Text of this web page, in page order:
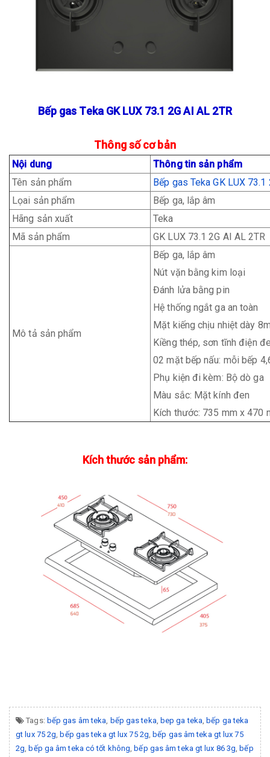
Bếp gas Teka GK LUX 73.1 2G AI AL 2TR
Thông số cơ bản
Nội dung
Thông tin sản phẩm
Tên sản phẩm
Bếp gas Teka GK LUX 73.1
Lọai sản phẩm
Bếp ga, lắp âm
Hãng sản xuất
Teka
Mã sản phẩm
GK LUX 73.1 2G AI AL 2TR
Mô tả sản phẩm
Bếp ga, lắp âm
Nút vặn bằng kim loại
Đánh lửa bằng pin
Hệ thống ngắt ga an toàn
Mặt kiếng chịu nhiệt dày
Kiềng thép, sơn tĩnh điện
02 mặt bếp nấu: mỗi bếp
Phụ kiện đi kèm: Bộ dò ga
Màu sắc: Mặt kính đen
Kích thước: 735 mm x 470
Kích thước sản phẩm:
Tags: bếp gas âm teka bếp gas teka bep ga teka bếp ga teka
gt lux 75 2g bếp gas teka gt lux 75 2g bếp gas âm teka gt lux 75
2g bếp ga âm teka có tốt không bếp gas âm teka gt lux 86 3g bếp